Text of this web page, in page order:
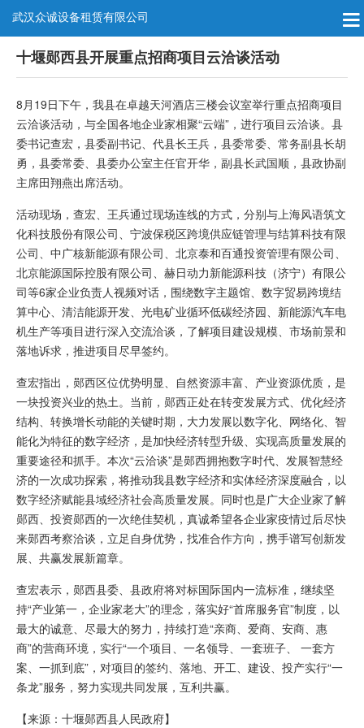
武汉众诚设备租赁有限公司
十堰郧西县开展重点招商项目云洽谈活动
8月19日下午，我县在卓越天河酒店三楼会议室举行重点招商项目
云洽谈活动，与全国各地企业家相聚“云端”，进行项目云洽谈。县
委书记查宏，县委副书记、代县长王兵，县委常委、常务副县长胡
勇，县委常委、县委办公室主任官开华，副县长武国顺，县政协副
主席田翔燕出席活动。
活动现场，查宏、王兵通过现场连线的方式，分别与上海风语筑文
化科技股份有限公司、宁波保税区跨境供应链管理与结算科技有限
公司、中广核新能源有限公司、北京泰和百通投资管理有限公司、
北京能源国际控股有限公司、赫日动力新能源科技（济宁）有限公
司等6家企业负责人视频对话，围绕数字主题馆、数字贸易跨境结
算中心、清洁能源开发、光电矿业循环低碳经济园、新能源汽车电
机生产等项目进行深入交流洽谈，了解项目建设规模、市场前景和
落地诉求，推进项目尽早签约。
查宏指出，郧西区位优势明显、自然资源丰富、产业资源优质，是
一块投资兴业的热土。当前，郧西正处在转变发展方式、优化经济
结构、转换增长动能的关键时期，大力发展以数字化、网络化、智
能化为特征的数字经济，是加快经济转型升级、实现高质量发展的
重要途径和抓手。本次“云洽谈”是郧西拥抱数字时代、发展智慧经
济的一次成功探索，将推动我县数字经济和实体经济深度融合，以
数字经济赋能县域经济社会高质量发展。同时也是广大企业家了解
郧西、投资郧西的一次绝佳契机，真诚希望各企业家疫情过后尽快
来郧西考察洽谈，立足自身优势，找准合作方向，携手谱写创新发
展、共赢发展新篇章。
查宏表示，郧西县委、县政府将对标国际国内一流标准，继续坚
持“产业第一，企业家老大”的理念，落实好“首席服务官”制度，以
最大的诚意、尽最大的努力，持续打造“亲商、爱商、安商、惠
商”的营商环境，实行“一个项目、一名领导、一套班子、 一套方
案、一抓到底”，对项目的签约、落地、开工、建设、投产实行“一
条龙”服务，努力实现共同发展，互利共赢。
【来源：十堰郧西县人民政府】